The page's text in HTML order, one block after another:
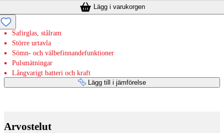
Lägg i varukorgen
Safirglas, stålram
Större urtavla
Sömn- och välbefinnandefunktioner
Pulsmätningar
Långvarigt batteri och kraft
Lägg till i jämförelse
Arvostelut